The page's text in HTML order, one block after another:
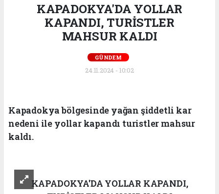
KAPADOKYA'DA YOLLAR
KAPANDI, TURİSTLER
MAHSUR KALDI
GÜNDEM
24.11.2024 - 10:02
Kapadokya bölgesinde yağan şiddetli kar
nedeni ile yollar kapandı turistler mahsur
kaldı.
KAPADOKYA'DA YOLLAR KAPANDI,